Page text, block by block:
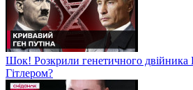
Шок! Розкрили генетичного двійника
Гітлером?